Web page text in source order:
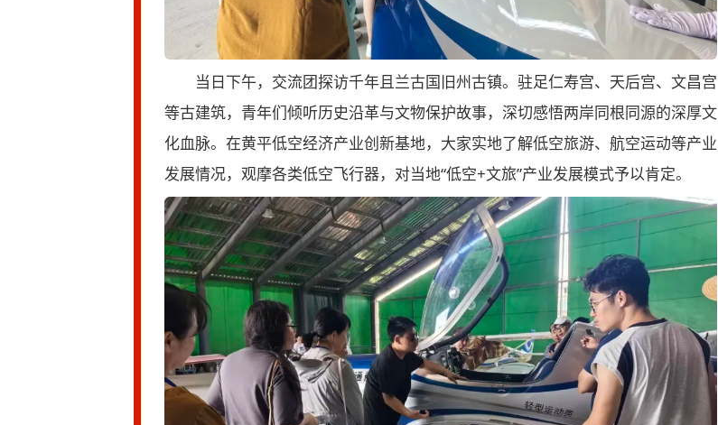
当日下午，交流团探访千年且兰古国旧州古镇。驻足仁寿宫、天后宫、文昌宫
等古建筑，青年们倾听历史沿革与文物保护故事，深切感悟两岸同根同源的深厚文
化血脉。在黄平低空经济产业创新基地，大家实地了解低空旅游、航空运动等产业
发展情况，观摩各类低空飞行器，对当地“低空+文旅”产业发展模式予以肯定。